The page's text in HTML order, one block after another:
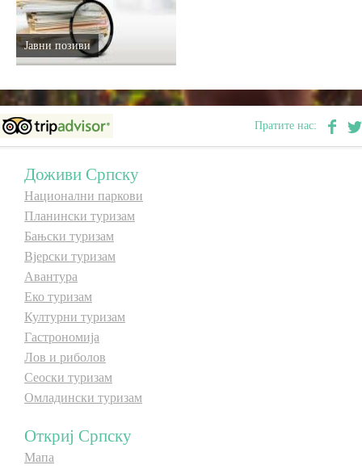
Јавни позиви
Пратите нас:
Доживи Српску
Национални паркови
Планински туризам
Бањски туризам
Вјерски туризам
Авантура
Еко туризам
Културни туризам
Гастрономија
Лов и риболов
Сеоски туризам
Омладински туризам
Откриј Српску
Мапа